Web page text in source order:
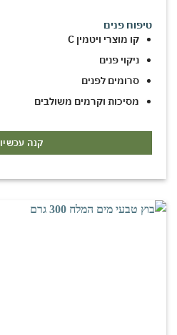
טיפוח פנים
קו מוצרי ויטמין C
ניקוי פנים
סרומים לפנים
מסיכות וקרמים משולבים
קנה עכשיו